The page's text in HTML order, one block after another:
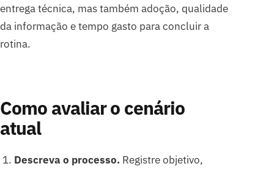
entrega técnica, mas também adoção, qualidade
da informação e tempo gasto para concluir a
rotina.
Como avaliar o cenário
atual
Descreva o processo. Registre objetivo,